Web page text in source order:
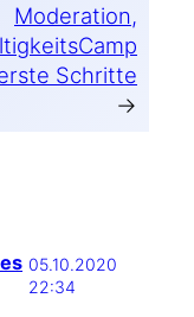
Moderation,
Schritte
→
05.10.2020
22:34